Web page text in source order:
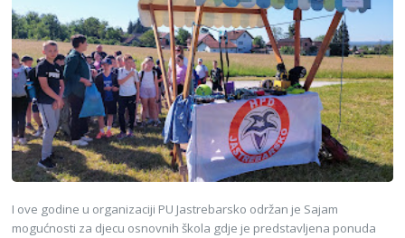
I ove godine u organizaciji PU Jastrebarsko održan je Sajam
mogućnosti za djecu osnovnih škola gdje je predstavljena ponuda